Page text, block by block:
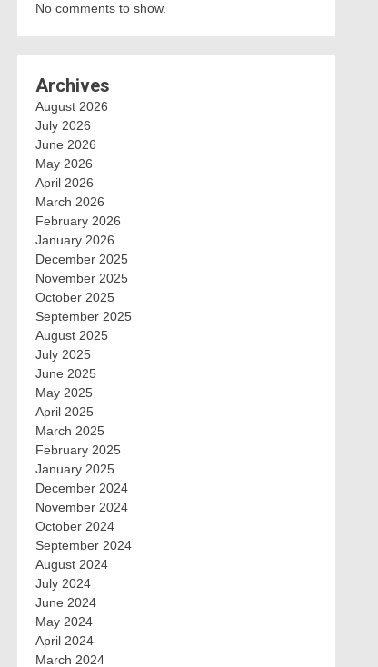
No comments to show.
Archives
August 2026
July 2026
June 2026
May 2026
April 2026
March 2026
February 2026
January 2026
December 2025
November 2025
October 2025
September 2025
August 2025
July 2025
June 2025
May 2025
April 2025
March 2025
February 2025
January 2025
December 2024
November 2024
October 2024
September 2024
August 2024
July 2024
June 2024
May 2024
April 2024
March 2024